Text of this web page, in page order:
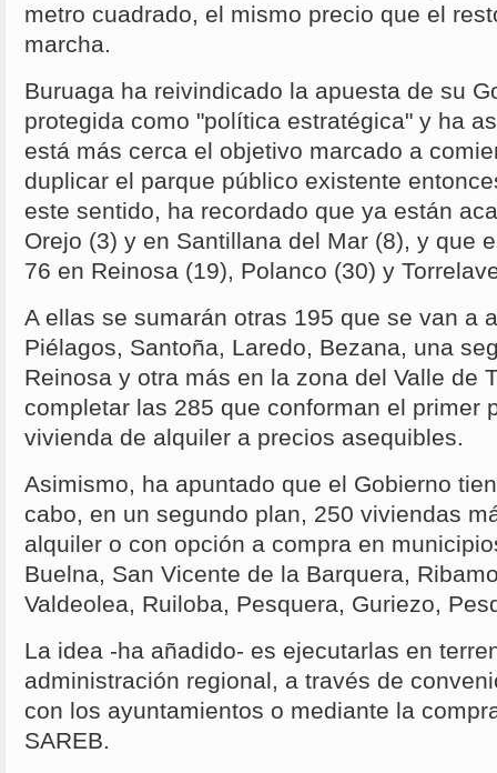
metro cuadrado, el mismo precio que el
marcha.
Buruaga ha reivindicado la apuesta de su
protegida como "política estratégica" y ha
está más cerca el objetivo marcado a
duplicar el parque público existente
este sentido, ha recordado que ya están
Orejo (3) y en Santillana del Mar (8), y que
76 en Reinosa (19), Polanco (30) y
A ellas se sumarán otras 195 que se van a
Piélagos, Santoña, Laredo, Bezana, una
Reinosa y otra más en la zona del Valle de
completar las 285 que conforman el primer
vivienda de alquiler a precios asequibles.
Asimismo, ha apuntado que el Gobierno
cabo, en un segundo plan, 250 viviendas
alquiler o con opción a compra en
Buelna, San Vicente de la Barquera,
Valdeolea, Ruiloba, Pesquera, Guriezo,
La idea -ha añadido- es ejecutarlas en
administración regional, a través de
con los ayuntamientos o mediante la
SAREB.